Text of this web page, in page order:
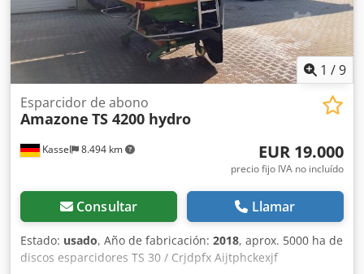
1 /9
Kassel 8.494 km
Esparcidor de abono
Amazone TS 4200 hydro
EUR 19.000
precio fijo IVA no incluído
Consultar Llamar
Estado: usado, Año de fabricación: 2018, aprox. 5000 ha de
discos esparcidores TS 30 / Crjdpfx Aijtphckexjf